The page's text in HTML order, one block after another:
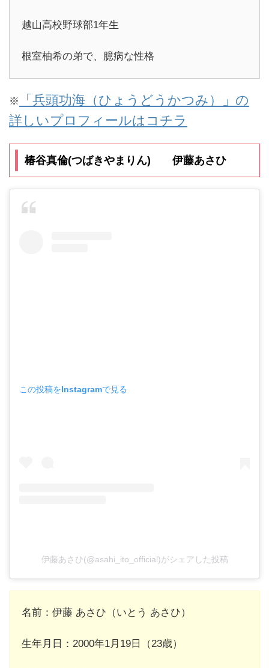
越山高校野球部1年生
根室柚希の弟で、臆病な性格
※
「兵頭功海（ひょうどうかつみ）」の
詳しいプロフィールはコチラ
椿谷真倫(つばきやまりん) 伊藤あさひ
この投稿をInstagramで見る
伊藤あさひ(@asahi_ito_official)がシェアした投稿
名前：伊藤 あさひ（いとう あさひ）
生年月日：2000年1月19日（23歳）